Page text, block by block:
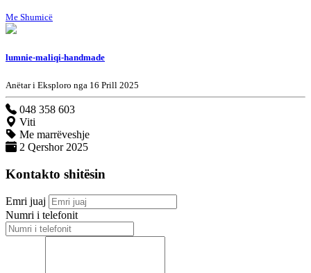
Me Shumicë
lumnie-maliqi-handmade
Anëtar i Eksploro nga 16 Prill 2025
048 358 603
Viti
Me marrëveshje
2 Qershor 2025
Kontakto shitësin
Emri juaj
Numri i telefonit